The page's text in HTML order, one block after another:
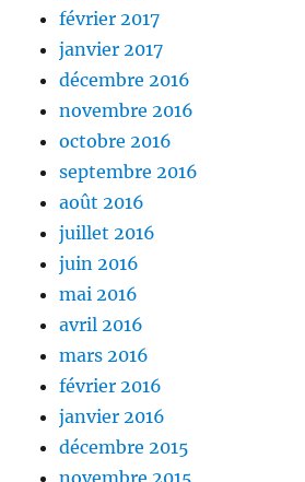
février 2017
janvier 2017
décembre 2016
novembre 2016
octobre 2016
septembre 2016
août 2016
juillet 2016
juin 2016
mai 2016
avril 2016
mars 2016
février 2016
janvier 2016
décembre 2015